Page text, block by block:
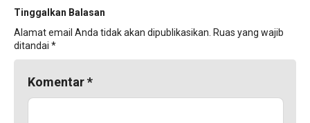
Tinggalkan Balasan
Alamat email Anda tidak akan dipublikasikan. Ruas yang wajib
ditandai *
Komentar*